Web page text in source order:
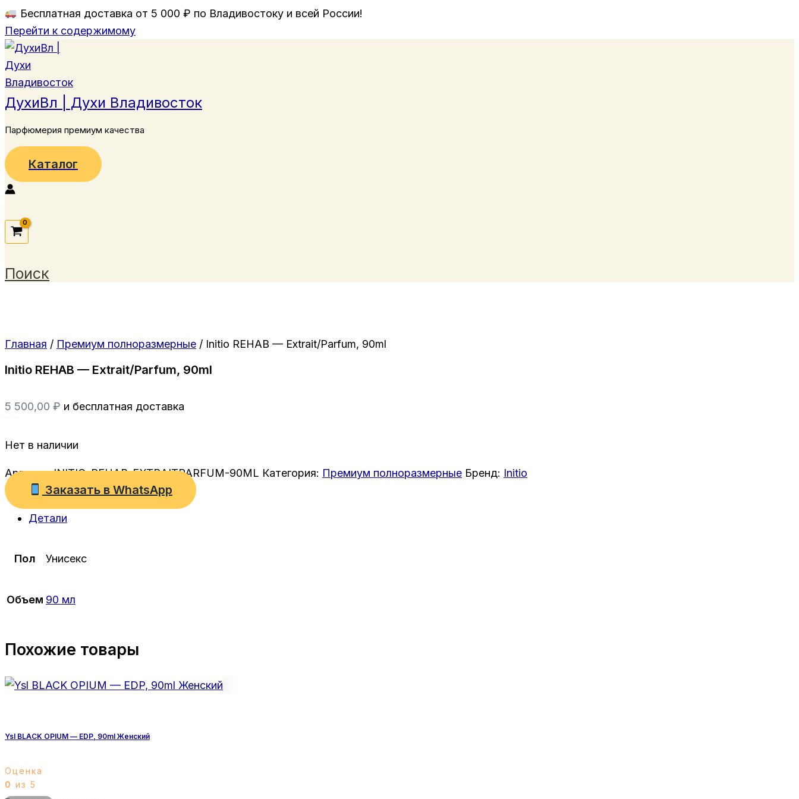
Бесплатная доставка от 5 000 ₽ по Владивостоку и всей России!
Перейти к содержимому
ДухиВл | Духи Владивосток
Парфюмерия премиум качества
Каталог
Поиск
Главная / Премиум полноразмерные / Initio REHAB — Extrait/Parfum, 90ml
Initio REHAB — Extrait/Parfum, 90ml
5 500,00 ₽ и бесплатная доставка
Нет в наличии
Артикул:INITIO-REHAB-EXTRAITPARFUM-90ML Категория: Премиум полноразмерные Бренд: Initio
Заказать в WhatsApp
Детали
Пол Унисекс
Объем 90 мл
Похожие товары
Ysl BLACK OPIUM — EDP, 90ml Женский
Оценка
0 из 5